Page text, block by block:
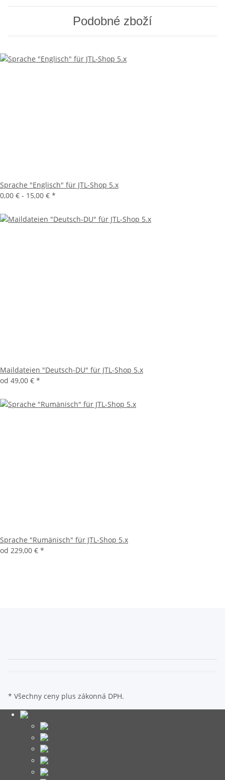
Podobné zboží
Sprache "Englisch" für JTL-Shop 5.x
0,00 € - 15,00 € *
Maildateien "Deutsch-DU" für JTL-Shop 5.x
od 49,00 € *
Sprache "Rumänisch" für JTL-Shop 5.x
od 229,00 € *
* Všechny ceny plus zákonná DPH.